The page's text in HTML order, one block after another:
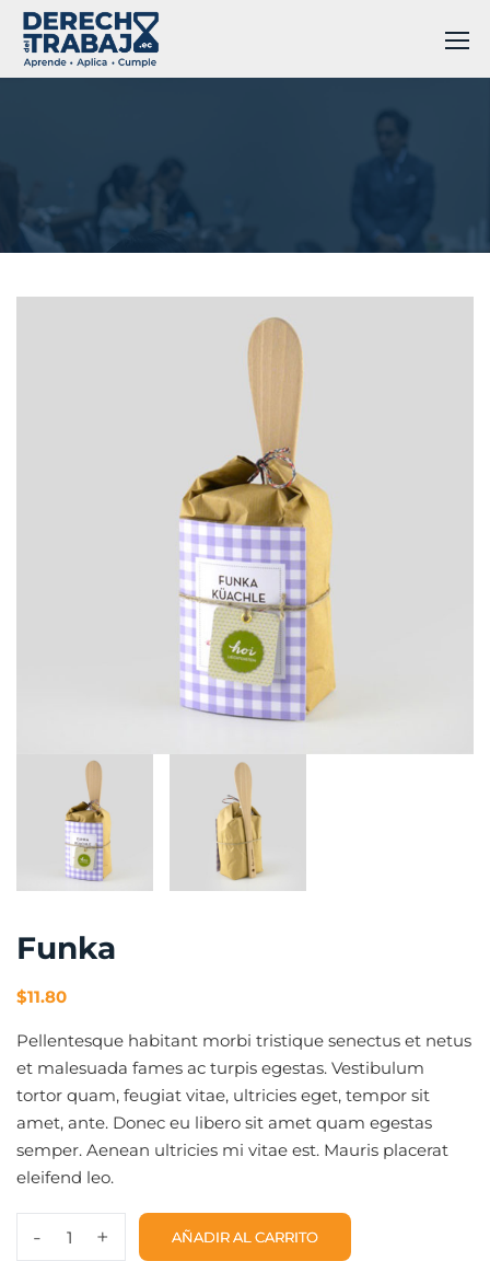
Funka
$11.80
Pellentesque habitant morbi tristique senectus et netus
et malesuada fames ac turpis egestas. Vestibulum
tortor quam, feugiat vitae, ultricies eget, tempor sit
amet, ante. Donec eu libero sit amet quam egestas
semper. Aenean ultricies mi vitae est. Mauris placerat
eleifend leo.
-
Funka
+ AÑADIR AL CARRITO